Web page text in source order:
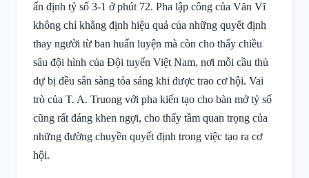
ấn định tỷ số 3-1 ở phút 72. Pha lập công của Văn Vĩ
không chỉ khẳng định hiệu quả của những quyết định
thay người từ ban huấn luyện mà còn cho thấy chiều
sâu đội hình của Đội tuyển Việt Nam, nơi mỗi cầu thủ
dự bị đều sẵn sàng tỏa sáng khi được trao cơ hội. Vai
trò của T. A. Truong với pha kiến tạo cho bàn mở tỷ số
cũng rất đáng khen ngợi, cho thấy tầm quan trọng của
những đường chuyền quyết định trong việc tạo ra cơ
hội.